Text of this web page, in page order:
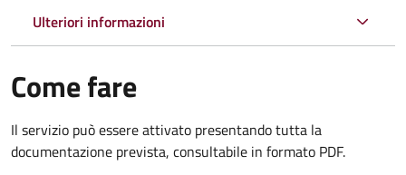
Ulteriori informazioni
Come fare
Il servizio può essere attivato presentando tutta la
documentazione prevista, consultabile in formato PDF.